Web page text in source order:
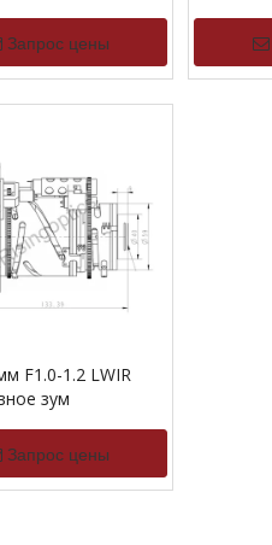
LWIR для
мкм
Запрос цены
F1.0-1.2 LWIR
зум
Запрос цены